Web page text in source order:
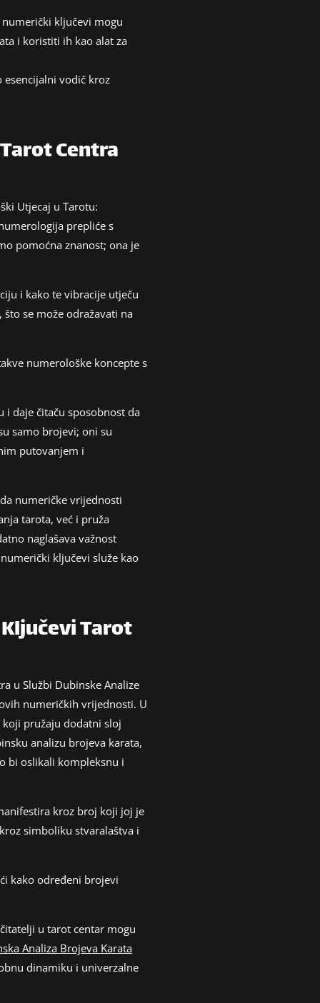
ključevi mogu
i koristiti ih kao alat za
esencijalni vodič kroz
Centra
Utjecaj u Tarotu:
prepliće s
pomoćna znanost; ona je
i kako te vibracije utječu
se može odražavati na
numerološke koncepte s
i daje čitaču sposobnost da
samo brojevi; oni su
putovanjem i
numeričke vrijednosti
tarota, već i pruža
naglašava važnost
ključevi služe kao
Tarot
u Službi Dubinske Analize
numeričkih vrijednosti. U
pružaju dodatni sloj
analizu brojeva karata,
bi oslikali kompleksnu i
kroz broj koji joj je
simboliku stvaralaštva i
kako određeni brojevi
u tarot centar mogu
Analiza Brojeva Karata
dinamiku i univerzalne